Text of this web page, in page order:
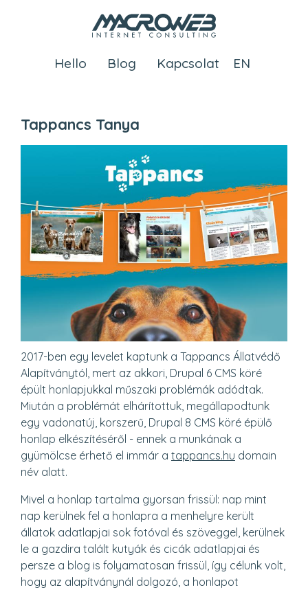
Hello Blog Kapcsolat
Tappancs Tanya
2017-ben egy levelet kaptunk a Tappancs Állatvédő
Alapítványtól, mert az akkori, Drupal 6 CMS köré
épült honlapjukkal műszaki problémák adódtak.
Miután a problémát elhárítottuk, megállapodtunk
egy vadonatúj, korszerű, Drupal 8 CMS köré épülő
honlap elkészítéséről - ennek a munkának a
gyümölcse érhető el immár a tappancs.hu domain
név alatt.
Mivel a honlap tartalma gyorsan frissül: nap mint
nap kerülnek fel a honlapra a menhelyre került
állatok adatlapjai sok fotóval és szöveggel, kerülnek
le a gazdira talált kutyák és cicák adatlapjai és
persze a blog is folyamatosan frissül, így célunk volt,
hogy az alapítványnál dolgozó, a honlapot